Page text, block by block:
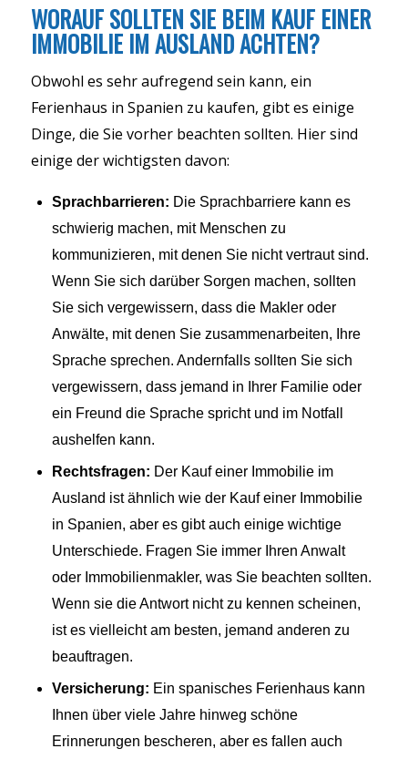
WORAUF SOLLTEN SIE BEIM KAUF EINER
IMMOBILIE IM AUSLAND ACHTEN?
Obwohl es sehr aufregend sein kann, ein
Ferienhaus in Spanien zu kaufen, gibt es einige
Dinge, die Sie vorher beachten sollten. Hier sind
einige der wichtigsten davon:
Sprachbarrieren: Die Sprachbarriere kann es
schwierig machen, mit Menschen zu
kommunizieren, mit denen Sie nicht vertraut sind.
Wenn Sie sich darüber Sorgen machen, sollten
Sie sich vergewissern, dass die Makler oder
Anwälte, mit denen Sie zusammenarbeiten, Ihre
Sprache sprechen. Andernfalls sollten Sie sich
vergewissern, dass jemand in Ihrer Familie oder
ein Freund die Sprache spricht und im Notfall
aushelfen kann.
Rechtsfragen: Der Kauf einer Immobilie im
Ausland ist ähnlich wie der Kauf einer Immobilie
in Spanien, aber es gibt auch einige wichtige
Unterschiede. Fragen Sie immer Ihren Anwalt
oder Immobilienmakler, was Sie beachten sollten.
Wenn sie die Antwort nicht zu kennen scheinen,
ist es vielleicht am besten, jemand anderen zu
beauftragen.
Versicherung: Ein spanisches Ferienhaus kann
Ihnen über viele Jahre hinweg schöne
Erinnerungen bescheren, aber es fallen auch